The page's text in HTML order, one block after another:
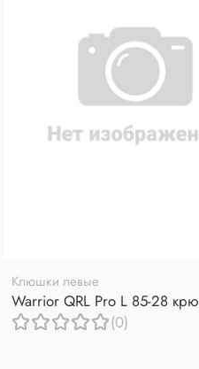
Клюшки левые
Warrior QRL Pro L 85-28
(0)